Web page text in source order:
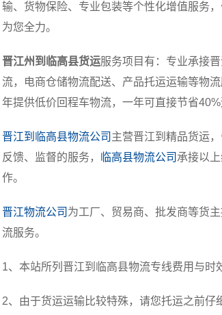
输、货物保险、专业包装等个性化增值服务
为您全力。
晋江州到临高县货运服务项目有：专业承接
流，电商仓储物流配送、产品托运运输等物流
年提供低价回程车物流，一年可直接节省
晋江到临高县物流公司 主营晋江到精品货运
反馈、监督的服务，
临高县物流公司 承接以
作。
晋江物流公司 为工厂、贸易商、批发商等货
流服务。
1、本站所列晋江到临高县物流专线费用与时
2、由于货运运输比较特殊，请您托运之前